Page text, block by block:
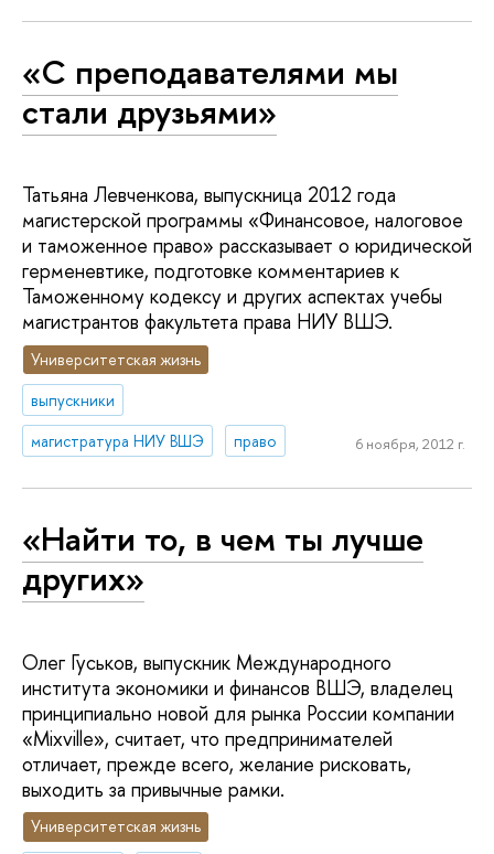
«С преподавателями мы
стали друзьями»
Татьяна Левченкова, выпускница 2012 года
магистерской программы «Финансовое, налоговое
и таможенное право» рассказывает о юридической
герменевтике, подготовке комментариев к
Таможенному кодексу и других аспектах учебы
магистрантов факультета права НИУ ВШЭ.
Университетская жизнь
выпускники
магистратура НИУ ВШЭ
право 6 ноября, 2012 г.
«Найти то, в чем ты лучше
других»
Олег Гуськов, выпускник Международного
института экономики и финансов ВШЭ, владелец
принципиально новой для рынка России компании
«Mixville», считает, что предпринимателей
отличает, прежде всего, желание рисковать,
выходить за привычные рамки.
Университетская жизнь